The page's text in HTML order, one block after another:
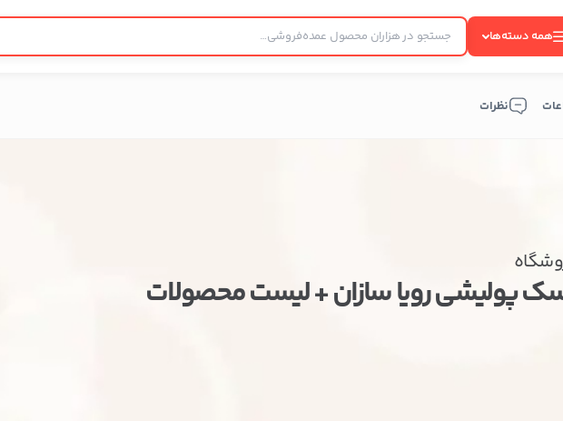
همه دسته‌ها
نظرات
پولیشی رویا سازان + لیست محصولات